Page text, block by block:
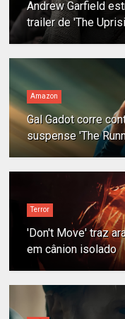
Andrew Garfield
trailer de 'The
Amazon
Gal Gadot corre
suspense 'The
Terror
'Don't Move' traz
em cânion isolado